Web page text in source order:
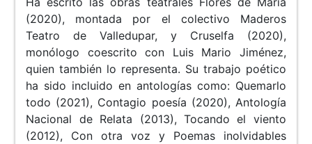
(2020), montada por el colectivo Maderos
Teatro de Valledupar, y Cruselfa (2020),
monólogo coescrito con Luis Mario Jiménez,
quien también lo representa. Su trabajo poético
ha sido incluido en antologías como: Quemarlo
todo (2021), Contagio poesía (2020), Antología
Nacional de Relata (2013), Tocando el viento
(2012), Con otra voz y Poemas inolvidables